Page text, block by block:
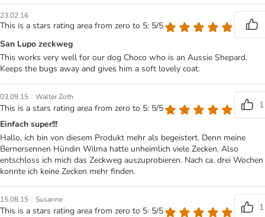
23.02.16
This is a stars rating area from zero to 5: 5/5
San Lupo zeckweg
This works very well for our dog Choco who is an Aussie Shepard.
Keeps the bugs away and gives him a soft lovely coat.
03.09.15 | Walter Zoth
This is a stars rating area from zero to 5: 5/5
1
Einfach super!!!
Hallo, ich bin von diesem Produkt mehr als begeistert. Denn meine
Bernersennen Hündin Wilma hatte unheimlich viele Zecken. Also
entschloss ich mich das Zeckweg auszuprobieren. Nach ca. drei Wochen
konnte ich keine Zecken mehr finden.
15.08.15 | Susanne
This is a stars rating area from zero to 5: 5/5
1